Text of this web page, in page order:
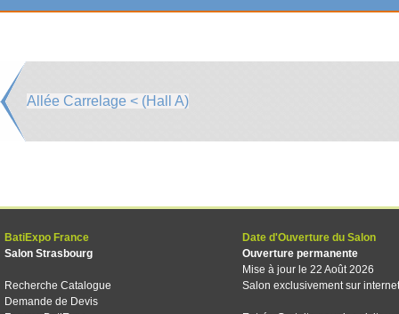
Allée Carrelage < (Hall A)
BatiExpo France
Salon Strasbourg
Recherche Catalogue
Demande de Devis
Date d'Ouverture du Salon
Ouverture permanente
Mise à jour le 22 Août 2026
Salon exclusivement sur internet